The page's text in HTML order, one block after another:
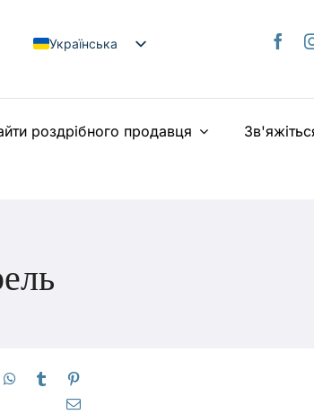
Українська
日本語
Français
Tiếng Việt
роздрібного продавця